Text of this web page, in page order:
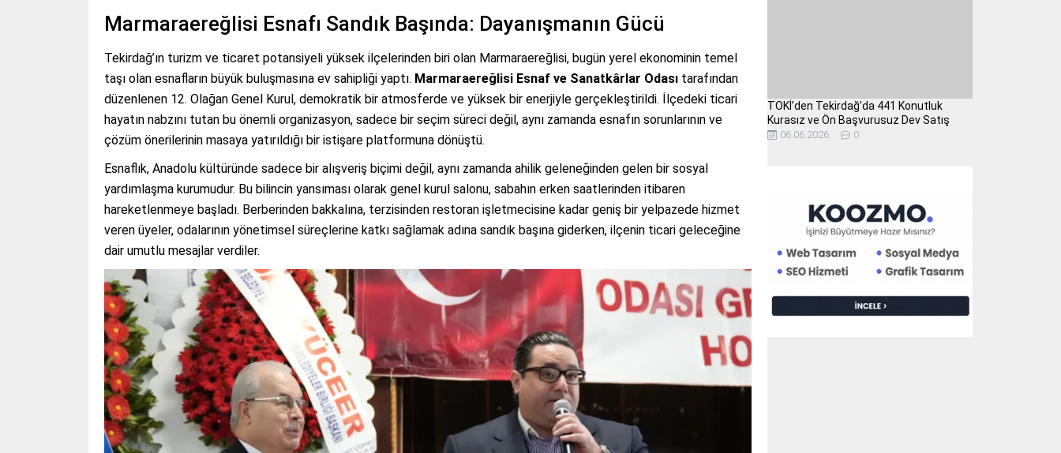
Marmaraereğlisi Esnafı Sandık Başında: Dayanışmanın Gücü
Tekirdağ’ın turizm ve ticaret potansiyeli yüksek ilçelerinden biri olan Marmaraereğlisi, bugün yerel ekonominin temel
taşı olan esnafların büyük buluşmasına ev sahipliği yaptı. Marmaraereğlisi Esnaf ve Sanatkârlar Odası tarafından
düzenlenen 12. Olağan Genel Kurul, demokratik bir atmosferde ve yüksek bir enerjiyle gerçekleştirildi. İlçedeki ticari
hayatın nabzını tutan bu önemli organizasyon, sadece bir seçim süreci değil, aynı zamanda esnafın sorunlarının ve
çözüm önerilerinin masaya yatırıldığı bir istişare platformuna dönüştü.
Esnaflık, Anadolu kültüründe sadece bir alışveriş biçimi değil, aynı zamanda ahilik geleneğinden gelen bir sosyal
yardımlaşma kurumudur. Bu bilincin yansıması olarak genel kurul salonu, sabahın erken saatlerinden itibaren
hareketlenmeye başladı. Berberinden bakkalına, terzisinden restoran işletmecisine kadar geniş bir yelpazede hizmet
veren üyeler, odalarının yönetimsel süreçlerine katkı sağlamak adına sandık başına giderken, ilçenin ticari geleceğine
dair umutlu mesajlar verdiler.
TOKİ’den Tekirdağ’da 441 Konutluk
Kurasız ve Ön Başvurusuz Dev Satış
06.06.2026 0